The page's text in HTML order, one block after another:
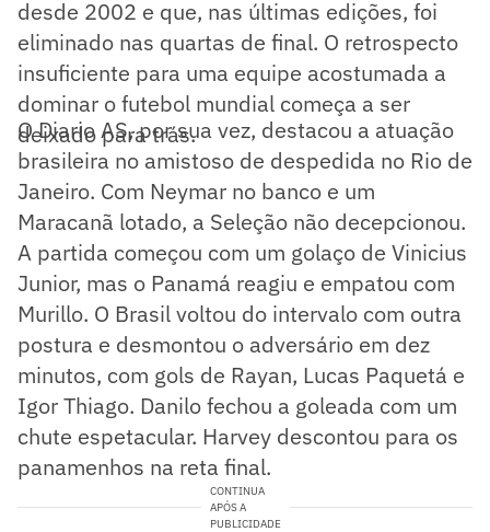
desde 2002 e que, nas últimas edições, foi
eliminado nas quartas de final. O retrospecto
insuficiente para uma equipe acostumada a
dominar o futebol mundial começa a ser
deixado para trás.
O Diario AS, por sua vez, destacou a atuação
brasileira no amistoso de despedida no Rio de
Janeiro. Com Neymar no banco e um
Maracanã lotado, a Seleção não decepcionou.
A partida começou com um golaço de Vinicius
Junior, mas o Panamá reagiu e empatou com
Murillo. O Brasil voltou do intervalo com outra
postura e desmontou o adversário em dez
minutos, com gols de Rayan, Lucas Paquetá e
Igor Thiago. Danilo fechou a goleada com um
chute espetacular. Harvey descontou para os
panamenhos na reta final.
CONTINUA
APÓS A
PUBLICIDADE